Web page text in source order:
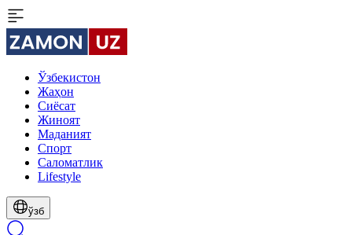
Ўзбекистон
Жаҳон
Сиёсат
Жиноят
Маданият
Спорт
Cаломатлик
Lifestyle
ўзб